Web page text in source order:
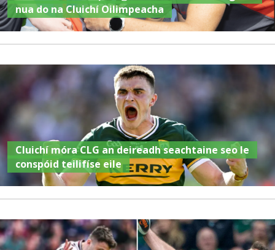
nua do na Cluichí Oilimpeacha
Cluichí móra CLG an deireadh seachtaine seo le
conspóid teilifíse eile